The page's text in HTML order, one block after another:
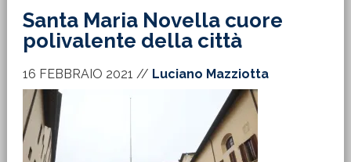
Santa Maria Novella cuore
polivalente della città
16 FEBBRAIO 2021 // Luciano Mazziotta